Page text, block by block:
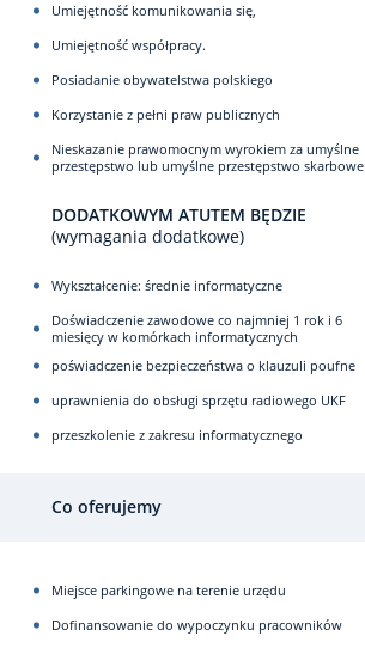
Umiejętność komunikowania się,
Umiejętność współpracy.
Posiadanie obywatelstwa polskiego
Korzystanie z pełni praw publicznych
Nieskazanie prawomocnym wyrokiem za umyślne
przestępstwo lub umyślne przestępstwo skarbowe
DODATKOWYM ATUTEM BĘDZIE
(wymagania dodatkowe)
Wykształcenie: średnie informatyczne
Doświadczenie zawodowe co najmniej 1 rok i 6
miesięcy w komórkach informatycznych
poświadczenie bezpieczeństwa o klauzuli poufne
uprawnienia do obsługi sprzętu radiowego UKF
przeszkolenie z zakresu informatycznego
Co oferujemy
Miejsce parkingowe na terenie urzędu
Dofinansowanie do wypoczynku pracowników